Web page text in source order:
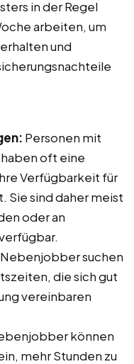
in der Regel
arbeiten, um
und
Personen mit
oft eine
Verfügbarkeit für
Sie sind daher meist
oder an
Nebenjobber suchen
die sich gut
vereinbaren
können
mehr Stunden zu